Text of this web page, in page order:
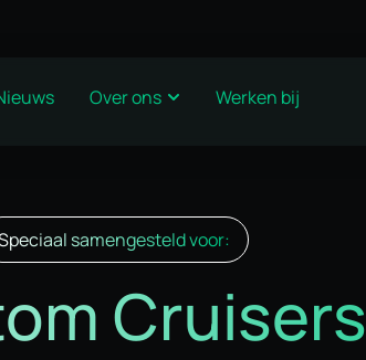
Over ons Werken bij
samengesteld voor:
Cruisers